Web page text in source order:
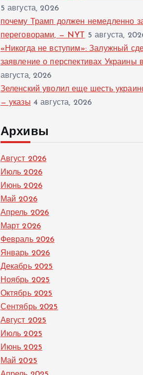
5 августа, 2026
почему Трамп должен немедленно
переговорами, — NYT
5 августа,
«Никогда не вступим»: Залужный
заявление о перспективах Украины
августа, 2026
Зеленский уволил еще шесть
— указы 4 августа, 2026
Архивы
Август 2026
Июль 2026
Июнь 2026
Май 2026
Апрель 2026
Март 2026
Февраль 2026
Январь 2026
Декабрь 2025
Ноябрь 2025
Октябрь 2025
Сентябрь 2025
Август 2025
Июль 2025
Июнь 2025
Май 2025